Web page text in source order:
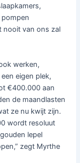
nooit van ons zal
werken,
eigen plek,
€400.000 aan
de maandlasten
ze nu kwijt zijn.
wordt resoluut
lepel
zegt Myrthe